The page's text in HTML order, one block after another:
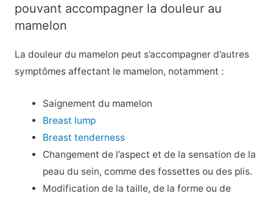
pouvant accompagner la douleur au
mamelon
La douleur du mamelon peut s’accompagner d’autres
symptômes affectant le mamelon, notamment :
Saignement du mamelon
Breast lump
Breast tenderness
Changement de l’aspect et de la sensation de la
peau du sein, comme des fossettes ou des plis.
Modification de la taille, de la forme ou de